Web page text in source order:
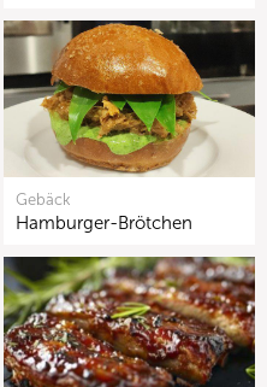
Gebäck
Hamburger-Brötchen